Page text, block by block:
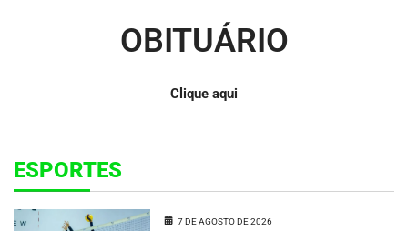
OBITUÁRIO
Clique aqui
ESPORTES
7 DE AGOSTO DE 2026